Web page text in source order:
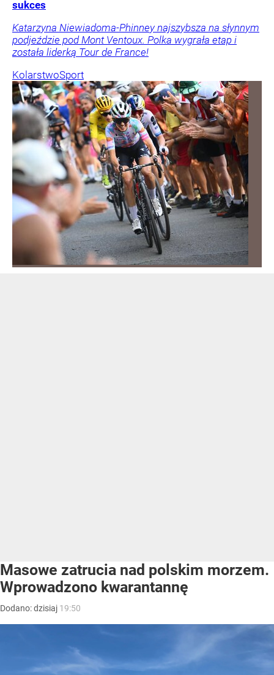
sukces
Katarzyna Niewiadoma-Phinney najszybsza na słynnym
podjeździe pod Mont Ventoux. Polka wygrała etap i
została liderką Tour de France!
KolarstwoSport
Masowe zatrucia nad polskim morzem.
Wprowadzono kwarantannę
Dodano:dzisiaj 19:50